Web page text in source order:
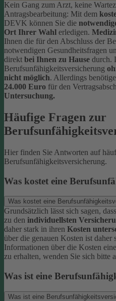
Kein Gang zum Arzt, keine
Antragsbearbeitung: Mit dem
DEVK können Sie die
Ort Ihrer Wahl erledigen.
Ihnen die für den Abschluss der
notwendigen Gesundheitsfragen
direkt bei Ihnen zu Hause durch.
Berufsunfähigkeitsversicherung
nicht möglich. Allerdings
24.000 Euro für den
Untersuchung.
Häufige Fragen zur
Hier finden Sie Antworten auf
Berufsunfähigkeitsversicherung.
Was kostet eine
Was kostet eine
Grundsätzlich lässt sich sagen,
zu den individuellsten
daher stark in ihren Kosten
über die genauen Kosten ist daher
Informationen über die Kosten
zu erhalten, wenden Sie sich bitte
Was ist eine
Was ist eine